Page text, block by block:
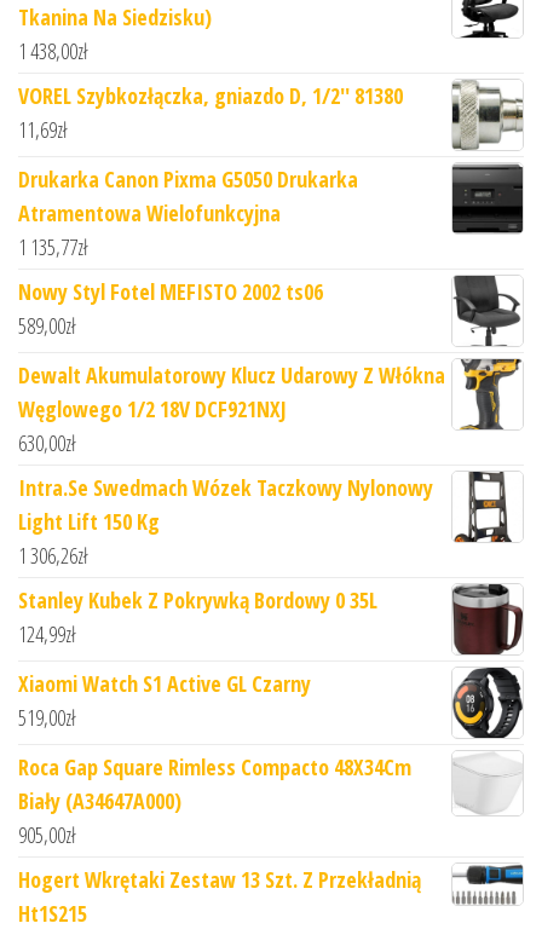
Tkanina Na Siedzisku)
1 438,00zł
VOREL Szybkozłączka, gniazdo D, 1/2'' 81380
11,69zł
Drukarka Canon Pixma G5050 Drukarka
Atramentowa Wielofunkcyjna
1 135,77zł
Nowy Styl Fotel MEFISTO 2002 ts06
589,00zł
Dewalt Akumulatorowy Klucz Udarowy Z Włókna
Węglowego 1/2 18V DCF921NXJ
630,00zł
Intra.Se Swedmach Wózek Taczkowy Nylonowy
Light Lift 150 Kg
1 306,26zł
Stanley Kubek Z Pokrywką Bordowy 0 35L
124,99zł
Xiaomi Watch S1 Active GL Czarny
519,00zł
Roca Gap Square Rimless Compacto 48X34Cm
Biały (A34647A000)
905,00zł
Hogert Wkrętaki Zestaw 13 Szt. Z Przekładnią
Ht1S215